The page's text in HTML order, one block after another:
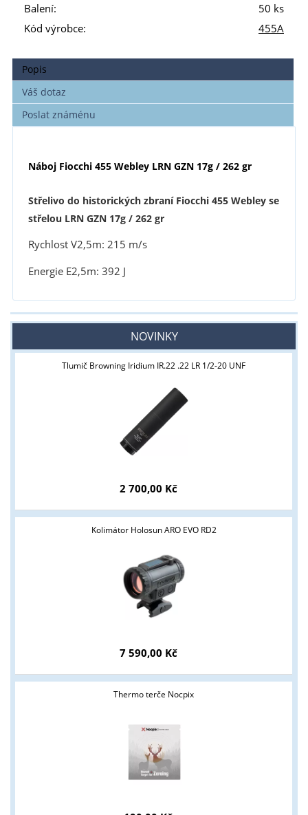
Balení:
50 ks
Kód výrobce:
455A
Popis
Váš dotaz
Poslat známénu
Náboj Fiocchi 455 Webley LRN GZN 17g / 262 gr
Střelivo do historických zbraní Fiocchi 455 Webley se
střelou LRN GZN 17g / 262 gr
Rychlost V2,5m: 215 m/s
Energie E2,5m: 392 J
NOVINKY
Tlumič Browning Iridium IR.22 .22 LR 1/2-20 UNF
2 700,00 Kč
Kolimátor Holosun ARO EVO RD2
7 590,00 Kč
Thermo terče Nocpix